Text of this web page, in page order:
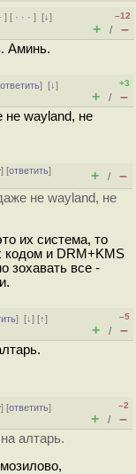
] [ · · ·][↓]
–12
+ / –
Аминь.
ответить][↓]
+3
+ / –
не wayland, не
] [ответить]
+ / –
не wayland, не
их система, то
кодом и DRM+KMS
зохавать все -
][↓] [↑]
–5
+ / –
] [ответить]
–2
+ / –
алтарь.